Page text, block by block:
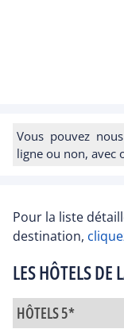
Vous pouvez
ligne ou non, avec
Pour la liste
destination,
LES HÔTELS
HÔTELS 5*